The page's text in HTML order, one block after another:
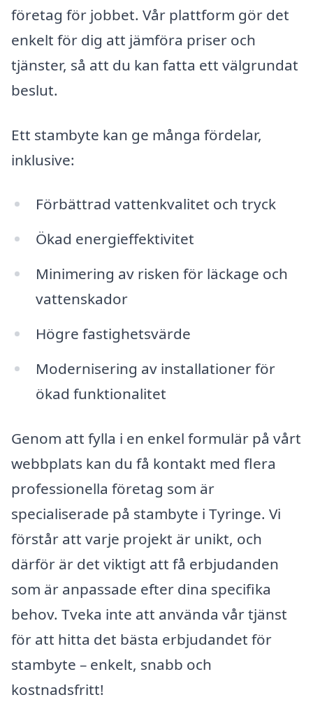
företag för jobbet. Vår plattform gör det
enkelt för dig att jämföra priser och
tjänster, så att du kan fatta ett välgrundat
beslut.
Ett stambyte kan ge många fördelar,
inklusive:
Förbättrad vattenkvalitet och tryck
Ökad energieffektivitet
Minimering av risken för läckage och
vattenskador
Högre fastighetsvärde
Modernisering av installationer för
ökad funktionalitet
Genom att fylla i en enkel formulär på vårt
webbplats kan du få kontakt med flera
professionella företag som är
specialiserade på stambyte i Tyringe. Vi
förstår att varje projekt är unikt, och
därför är det viktigt att få erbjudanden
som är anpassade efter dina specifika
behov. Tveka inte att använda vår tjänst
för att hitta det bästa erbjudandet för
stambyte – enkelt, snabb och
kostnadsfritt!